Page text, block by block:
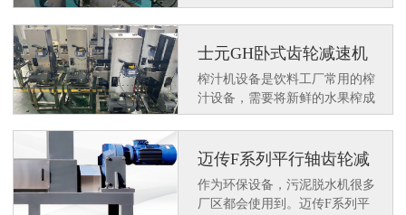
粉碎后在操作可使用，达到环保
利用的效果。那么一款好用的设
备上需要配套一款好用的减速电
角减速电机很多客户都喜欢配套
使用。那么都有什么特点呢？
士元GH卧式齿轮减速机
应用在榨汁机设备上
榨汁机设备是饮料工厂常用的榨
汁设备，需要将新鲜的水果榨成
汁水在深加工，士元GH卧式齿
轮减速机就是作为动力设备应用
在榨汁机设备上。
迈传F系列平行轴齿轮减
速机应用在污泥脱水机上
作为环保设备，污泥脱水机很多
厂区都会使用到。迈传F系列平